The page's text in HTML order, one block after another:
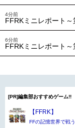
4分前
FFRKミニレポート～
6分前
FFRKミニレポート～
[PR]編集部おすすめゲーム!!
【FFRK】
FFの記憶世界で戦